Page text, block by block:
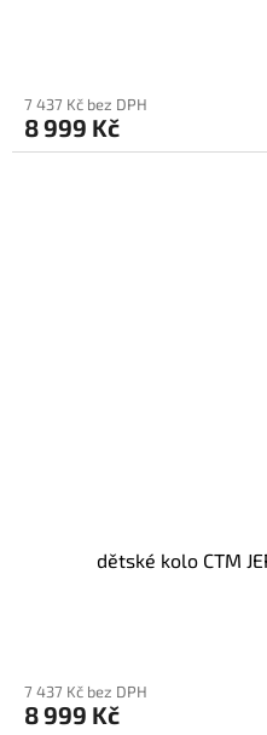
7 437 Kč bez DPH
8 999 Kč
dětské kolo CTM
7 437 Kč bez DPH
8 999 Kč